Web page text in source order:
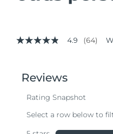
4.9
stars,
average
value.
4.9 (64)